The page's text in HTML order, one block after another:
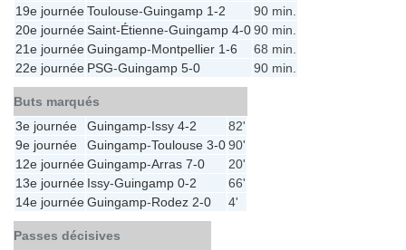
19e journéeToulouse-Guingamp 1-2
90 min.
20e journéeSaint-Étienne-Guingamp 4-090 min.
21e journéeGuingamp-Montpellier 1-6
68 min.
22e journée PSG-Guingamp 5-0 90 min.
Buts marqués
3e journée
Guingamp-Issy 4-2
82'
9e journée
Guingamp-Toulouse 3-090'
12e journéeGuingamp-Arras 7-0
20'
13e journée Issy-Guingamp 0-2
66'
14e journéeGuingamp-Rodez 2-0 4'
Passes décisives